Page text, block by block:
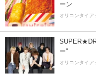
ーン
オリコンタイア
ー”
オリコンタイア